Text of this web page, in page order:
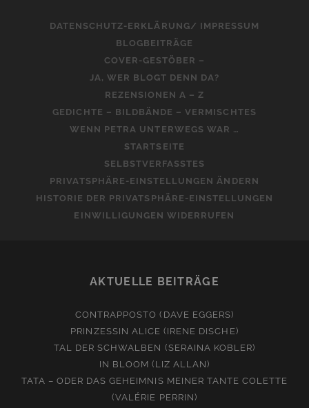
DATENSCHUTZ-ERKLÄRUNG/ IMPRESSUM
BLOGBEITRÄGE
COVER-GESTÖBER –
JA, WER BLOGT DENN DA?
REZENSIONEN A – Z
GEDICHTE – BILDBÄNDE – VERMISCHTES
WENN PETRA UNTERWEGS WAR …
STARTSEITE
SELBSTVERFASSTES
PRIVATSPHÄRE-EINSTELLUNGEN ÄNDERN
HISTORIE DER PRIVATSPHÄRE-EINSTELLUNGEN
EINWILLIGUNGEN WIDERRUFEN
AKTUELLE BEITRÄGE
CONTRAPPOSTO (DAVE EGGERS)
PRINZESSIN ALICE (IRENE DISCHE)
TAL DER SCHWALBEN (SERAINA KOBLER)
IN BLOOM (LIZ ALLAN)
TATA – ODER DAS GEHEIMNIS MEINER TANTE COLETTE
(VALÉRIE PERRIN)